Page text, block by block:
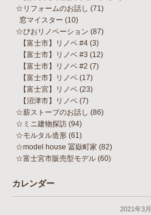
☆リフォームのお話し (71)
窓マイスター (10)
☆びおリノベーション (87)
【富士市】リノベ #4 (3)
【富士市】リノベ #3 (12)
【富士市】リノベ #2 (7)
【富士市】リノベ (17)
【富士宮】リノベ (23)
【沼津市】リノベ (7)
☆薪ストーブのお話し (86)
☆ミニ建物探訪 (94)
☆モルタル造形 (61)
☆model house 冨嶽町家 (82)
☆富士宮市販売型モデル (60)
カレンダー
2021年3月